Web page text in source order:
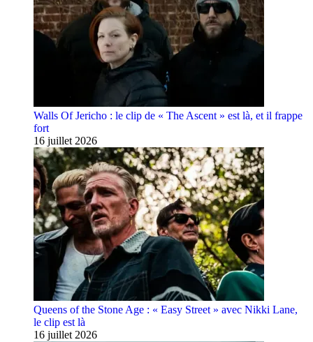
Walls Of Jericho : le clip de « The Ascent » est là, et il frappe
fort
16 juillet 2026
Queens of the Stone Age : « Easy Street » avec Nikki Lane,
le clip est là
16 juillet 2026